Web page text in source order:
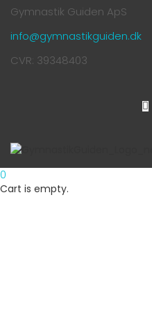
Gymnastik Guiden ApS
info@gymnastikguiden.dk
CVR: 39348403
0
Cart is empty.